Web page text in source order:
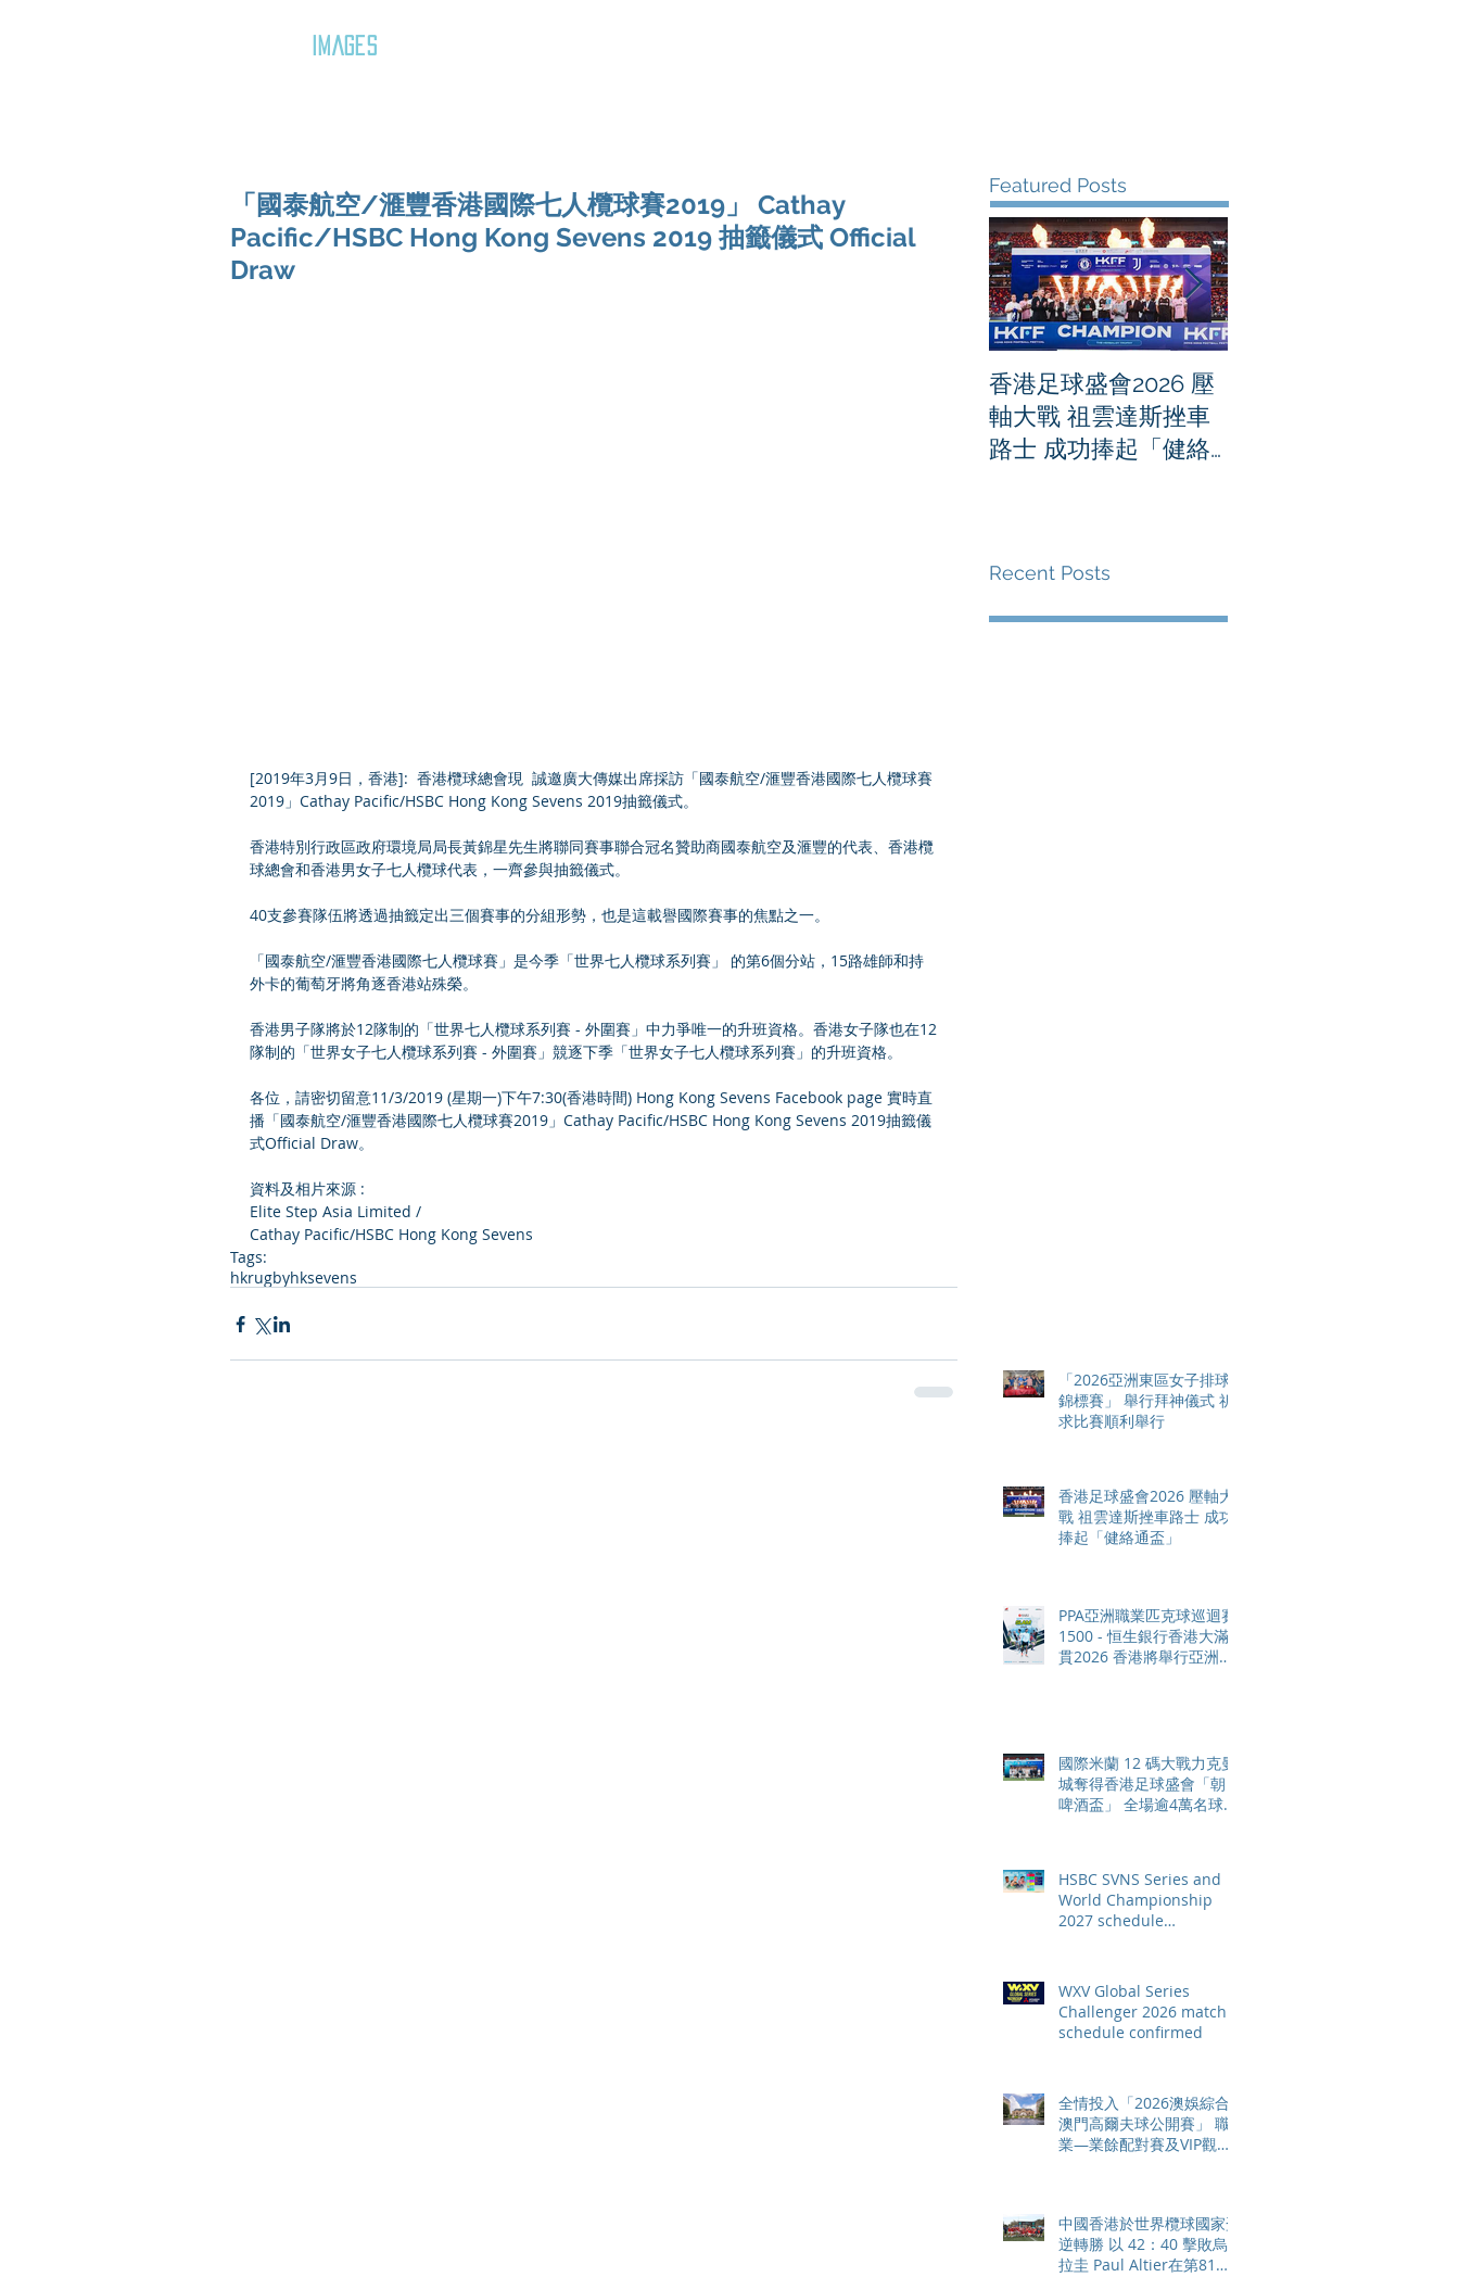
IMAGES
「國泰航空/滙豐香港國際七人欖球賽2019」 Cathay
Pacific/HSBC Hong Kong Sevens 2019 抽籤儀式 Official
Draw
[2019年3月9日，香港]:  香港欖球總會現  誠邀廣大傳媒出席採訪「國泰航空/滙豐香港國際七人欖球賽
2019」Cathay Pacific/HSBC Hong Kong Sevens 2019抽籤儀式。
香港特別行政區政府環境局局長黃錦星先生將聯同賽事聯合冠名贊助商國泰航空及滙豐的代表、香港欖
球總會和香港男女子七人欖球代表，一齊參與抽籤儀式。
40支參賽隊伍將透過抽籤定出三個賽事的分組形勢，也是這載譽國際賽事的焦點之一。
「國泰航空/滙豐香港國際七人欖球賽」是今季「世界七人欖球系列賽」 的第6個分站，15路雄師和持
外卡的葡萄牙將角逐香港站殊榮。
香港男子隊將於12隊制的「世界七人欖球系列賽 - 外圍賽」中力爭唯一的升班資格。香港女子隊也在12
隊制的「世界女子七人欖球系列賽 - 外圍賽」競逐下季「世界女子七人欖球系列賽」的升班資格。
各位，請密切留意11/3/2019 (星期一)下午7:30(香港時間) Hong Kong Sevens Facebook page 實時直
播「國泰航空/滙豐香港國際七人欖球賽2019」Cathay Pacific/HSBC Hong Kong Sevens 2019抽籤儀
式Official Draw。
資料及相片來源 :
Elite Step Asia Limited /
Cathay Pacific/HSBC Hong Kong Sevens
Tags:
hkrugbyhksevens
Featured Posts
香港足球盛會2026 壓
軸大戰 祖雲達斯挫車
路士 成功捧起「健絡
Recent Posts
「2026亞洲東區女子排球
錦標賽」 舉行拜神儀式 祈
求比賽順利舉行
香港足球盛會2026 壓軸大
戰 祖雲達斯挫車路士 成功
捧起「健絡通盃」
PPA亞洲職業匹克球巡迴賽
1500 - 恒生銀行香港大滿
貫2026 香港將舉行亞洲首
國際米蘭 12 碼大戰力克曼
城奪得香港足球盛會「朝日
啤酒盃」 全場逾4萬名球迷
HSBC SVNS Series and
World Championship
2027 schedule
pace
WXV Global Series
Challenger 2026 match
schedule confirmed
全情投入「2026澳娛綜合
澳門高爾夫球公開賽」 職
業—業餘配對賽及VIP觀賽
中國香港於世界欖球國家盃
逆轉勝 以 42：40 擊敗烏
拉圭 Paul Altier在第81分